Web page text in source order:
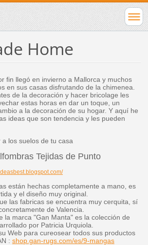
Home
fin llegó en invierno a Mallorca y muchos
en sus casas disfrutando de la chimenea.
de la decoración y hacer bricolage les
estas horas en dar un toque, un
a la decoración de su hogar. Y aquí he
ideas que son tendencia y les pueden
a los suelos de tu casa
Tejidas de Punto
están hechas completamente a mano, es
y el diseño muy original.
las fabricas se encuentra muy cerquita, sí
de Valencia.
la marca "Gan Manta" es la colección de
por Patricia Urquiola.
Web para cureosear todos sus productos
: shop.gan-rugs.com/es/9-mangas